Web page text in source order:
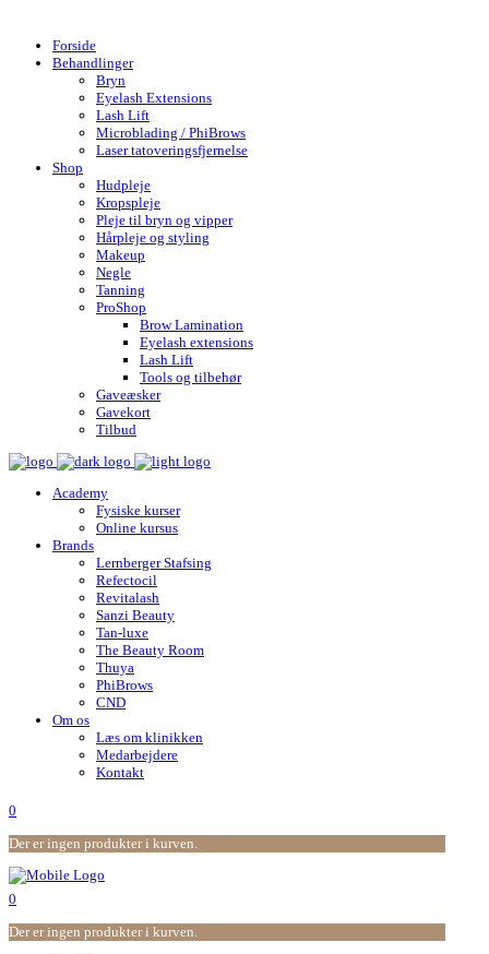
Forside
Behandlinger
Bryn
Eyelash Extensions
Lash Lift
Microblading / PhiBrows
Laser tatoveringsfjernelse
Shop
Hudpleje
Kropspleje
Pleje til bryn og vipper
Hårpleje og styling
Makeup
Negle
Tanning
ProShop
Brow Lamination
Eyelash extensions
Lash Lift
Tools og tilbehør
Gaveæsker
Gavekort
Tilbud
Academy
Fysiske kurser
Online kursus
Brands
Lernberger Stafsing
Refectocil
Revitalash
Sanzi Beauty
Tan-luxe
The Beauty Room
Thuya
PhiBrows
CND
Om os
Læs om klinikken
Medarbejdere
Kontakt
0
Der er ingen produkter i kurven.
0
Der er ingen produkter i kurven.